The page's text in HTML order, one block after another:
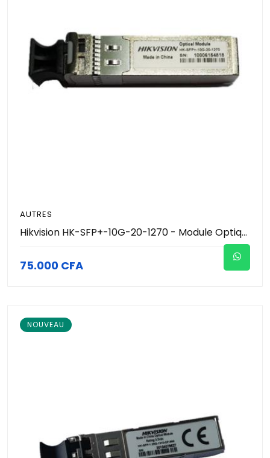
AUTRES
Hikvision HK-SFP+-10G-20-1270 - Module Optique Transceiver SFP+ 10G BiDi Monomode 20km (TX1270nm/RX1330nm - LC Simplex) - Support DDM - Hot-Pluggable - Liaison Fibre 10G Monofibre - Réseau Vidéosurveillance Pro
75.000 CFA
NOUVEAU